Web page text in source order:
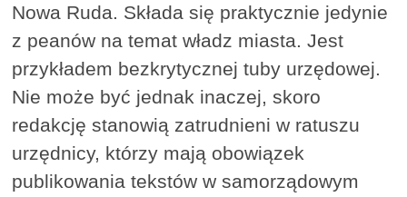
Nowa Ruda. Składa się praktycznie jedynie
z peanów na temat władz miasta. Jest
przykładem bezkrytycznej tuby urzędowej.
Nie może być jednak inaczej, skoro
redakcję stanowią zatrudnieni w ratuszu
urzędnicy, którzy mają obowiązek
publikowania tekstów w samorządowym